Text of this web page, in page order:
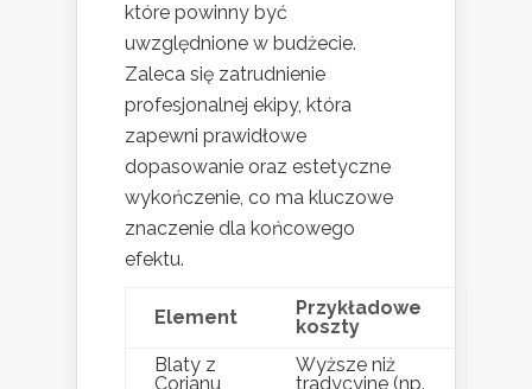
które powinny być
uwzględnione w budżecie.
Zaleca się zatrudnienie
profesjonalnej ekipy, która
zapewni prawidłowe
dopasowanie oraz estetyczne
wykończenie, co ma kluczowe
znaczenie dla końcowego
efektu.
Element
Przykładowe
koszty
Blaty z
Corianu
Wyższe niż
tradycyjne (np.